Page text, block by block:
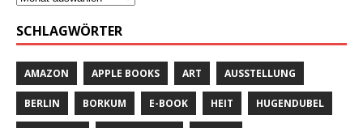
SCHLAGWÖRTER
AMAZON APPLE BOOKS ART AUSSTELLUNG
BERLIN BORKUM E-BOOK HEIT HUGENDUBEL